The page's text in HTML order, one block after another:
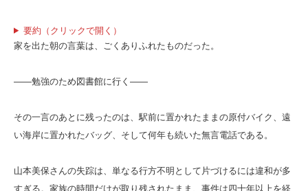
要約（クリックで開く）
家を出た朝の言葉は、ごくありふれたものだった。
――勉強のため図書館に行く――
その一言のあとに残ったのは、駅前に置かれたままの原付バイク、遠
い海岸に置かれたバッグ、そして何年も続いた無言電話である。
山本美保さんの失踪は、単なる行方不明として片づけるには違和が多
すぎる。家族の時間だけが取り残されたまま、事件は四十年以上を経